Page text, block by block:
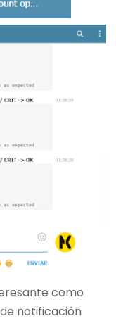
como
notificación